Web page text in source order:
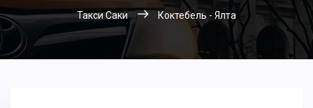
Такси Саки Коктебель - Ялта